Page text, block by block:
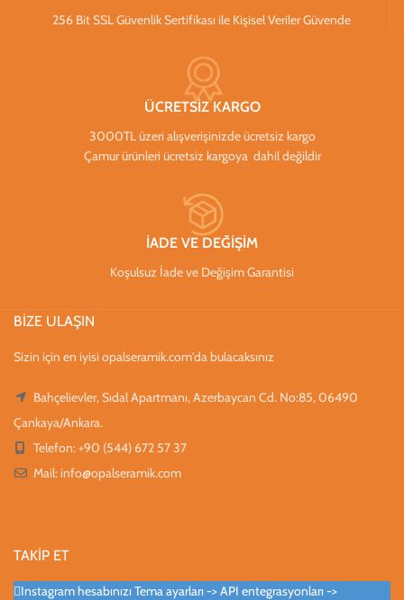
256 Bit SSL Güvenlik Sertifikası ile Kişisel Veriler Güvende
ÜCRETSİZ KARGO
3000TL üzeri alışverişinizde ücretsiz kargo
Çamur ürünleri ücretsiz kargoya dahil değildir
İADE VE DEĞİŞİM
Koşulsuz İade ve Değişim Garantisi
BİZE ULAŞIN
Sizin için en iyisi opalseramik.com'da bulacaksınız
Bahçelievler, Sıdal Apartmanı, Azerbaycan Cd. No:85, 06490
Çankaya/Ankara.
Telefon: +90 (544) 672 57 37
Mail: info@opalseramik.com
TAKİP ET
Instagram hesabınızı Tema ayarları -> API entegrasyonları ->